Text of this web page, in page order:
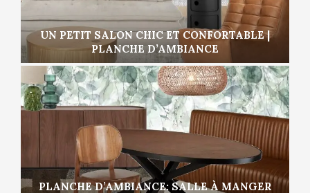
UN PETIT SALON CHIC ET CONFORTABLE |
PLANCHE D’AMBIANCE
PLANCHE D’AMBIANCE: SALLE À MANGER